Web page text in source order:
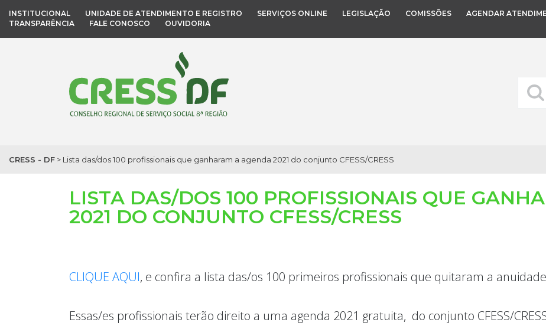
INSTITUCIONAL UNIDADE DE ATENDIMENTO E REGISTRO SERVIÇOS ONLINE LEGISLAÇÃO COMISSÕES
AGENDAR
TRANSPARÊNCIA
FALE CONOSCO OUVIDORIA
CRESS - DF > Lista das/dos 100 profissionais que ganharam a agenda 2021 do conjunto CFESS/CRESS
LISTA DAS/DOS 100 PROFISSIONAIS QUE
2021 DO CONJUNTO CFESS/CRESS
CLIQUE AQUI, e confira a lista das/os 100 primeiros profissionais que quitaram a
Essas/es profissionais terão direito a uma agenda 2021 gratuita, do conjunto CFESS/